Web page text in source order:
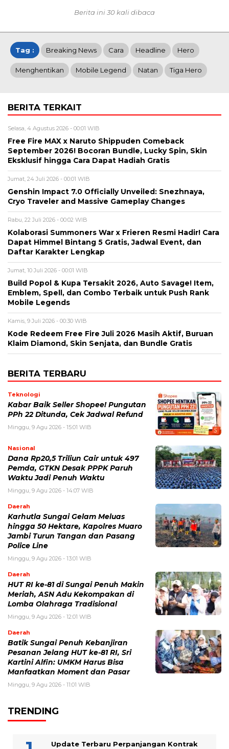
Berita ini 30 kali dibaca
Tag : Breaking News Cara Headline Hero
Menghentikan Mobile Legend Natan Tiga Hero
BERITA TERKAIT
Selasa, 4 Agustus 2026 - 00:01 WIB
Free Fire MAX x Naruto Shippuden Comeback
September 2026! Bocoran Bundle, Lucky Spin, Skin
Eksklusif hingga Cara Dapat Hadiah Gratis
Jumat, 24 Juli 2026 - 00:01 WIB
Genshin Impact 7.0 Officially Unveiled: Snezhnaya,
Cryo Traveler and Massive Gameplay Changes
Rabu, 22 Juli 2026 - 00:02 WIB
Kolaborasi Summoners War x Frieren Resmi Hadir! Cara
Dapat Himmel Bintang 5 Gratis, Jadwal Event, dan
Daftar Karakter Lengkap
Jumat, 10 Juli 2026 - 00:01 WIB
Build Popol & Kupa Tersakit 2026, Auto Savage! Item,
Emblem, Spell, dan Combo Terbaik untuk Push Rank
Mobile Legends
Kamis, 9 Juli 2026 - 00:30 WIB
Kode Redeem Free Fire Juli 2026 Masih Aktif, Buruan
Klaim Diamond, Skin Senjata, dan Bundle Gratis
BERITA TERBARU
Teknologi
Kabar Baik Seller Shopee! Pungutan
PPh 22 Ditunda, Cek Jadwal Refund
Minggu, 9 Agu 2026 - 15:01 WIB
Nasional
Dana Rp20,5 Triliun Cair untuk 497
Pemda, GTKN Desak PPPK Paruh
Waktu Jadi Penuh Waktu
Minggu, 9 Agu 2026 - 14:07 WIB
Daerah
Karhutla Sungai Gelam Meluas
hingga 50 Hektare, Kapolres Muaro
Jambi Turun Tangan dan Pasang
Police Line
Minggu, 9 Agu 2026 - 13:01 WIB
Daerah
HUT RI ke-81 di Sungai Penuh Makin
Meriah, ASN Adu Kekompakan di
Lomba Olahraga Tradisional
Minggu, 9 Agu 2026 - 12:01 WIB
Daerah
Batik Sungai Penuh Kebanjiran
Pesanan Jelang HUT ke-81 RI, Sri
Kartini Alfin: UMKM Harus Bisa
Manfaatkan Moment dan Pasar
Minggu, 9 Agu 2026 - 11:01 WIB
TRENDING
Update Terbaru Perpanjangan Kontrak